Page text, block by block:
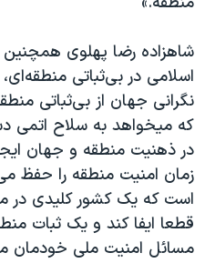
شاهزاده رضا پهلوی
اسلامی در بی‌ثباتی
نگرانی جهان از بی‌ثباتی
که میخواهد به سلاح اتمی
در ذهنیت منطقه و جهان
زمان امنیت منطقه را حفظ
است که یک کشور کلیدی در
قطعا ایفا کند و یک ثبات
مسائل امنیت ملی خودمان